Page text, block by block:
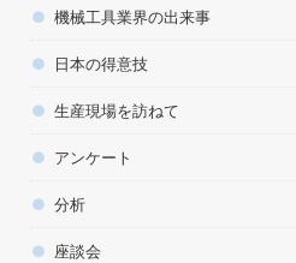
機械工具業界の出来事
日本の得意技
生産現場を訪ねて
アンケート
分析
座談会